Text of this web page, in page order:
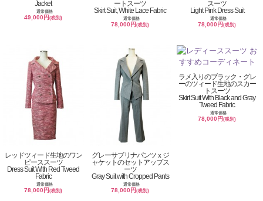
Jacket
通常価格
49,000円(税別)
ートスーツ
Skirt Suit, White Lace Fabric
通常価格
78,000円(税別)
スーツ
Light Pink Dress Suit
通常価格
78,000円(税別)
レッドツィード生地のワン
ピーススーツ
Dress Suit With Red Tweed
Fabric
通常価格
78,000円(税別)
グレーサブリナパンツｘジ
ャケットのセットアップス
ーツ
Gray Suit with Cropped Pants
通常価格
78,000円(税別)
ラメ入りのブラック・グレ
ーのツィード生地のスカー
トスーツ
Skirt Suit With Black and Gray
Tweed Fabric
通常価格
78,000円(税別)